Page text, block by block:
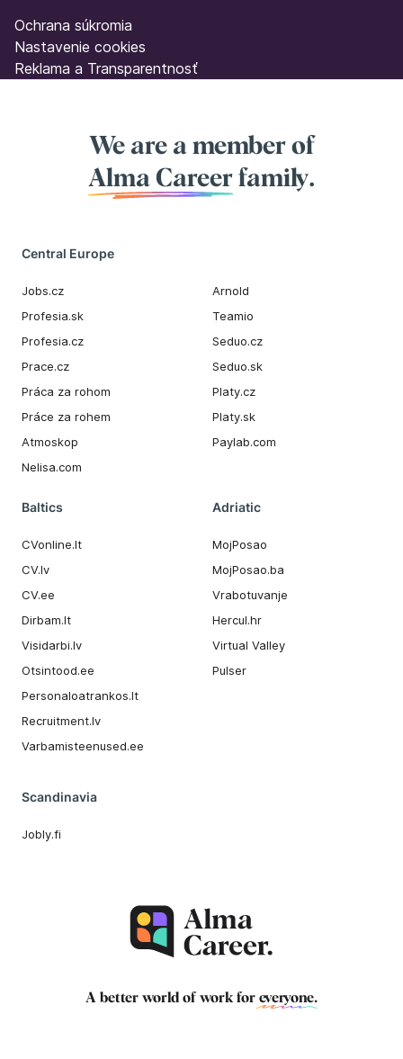
Ochrana súkromia
Nastavenie cookies
Reklama a Transparentnosť
We are a member of
Alma Career family.
Central Europe
Jobs.cz
Profesia.sk
Profesia.cz
Prace.cz
Práca za rohom
Práce za rohem
Atmoskop
Nelisa.com
Arnold
Teamio
Seduo.cz
Seduo.sk
Platy.cz
Platy.sk
Paylab.com
Baltics
CVonline.lt
CV.lv
CV.ee
Dirbam.It
Visidarbi.lv
Otsintood.ee
Personaloatrankos.lt
Recruitment.lv
Varbamisteenused.ee
Adriatic
MojPosao
MojPosao.ba
Vrabotuvanje
Hercul.hr
Virtual Valley
Pulser
Scandinavia
Jobly.fi
A better world of work for everyone.